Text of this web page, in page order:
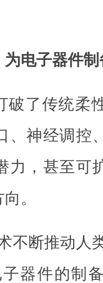
电子器件
破了传统柔
、神经调控
力，甚至可
。
不断推动人
器件的制